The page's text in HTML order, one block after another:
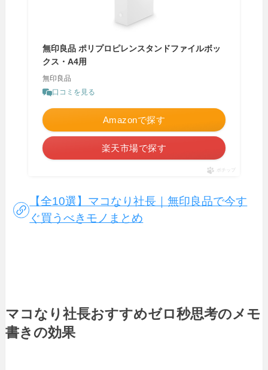
無印良品 ポリプロピレンスタンドファイルボッ
クス・A4用
無印良品
口コミを見る
Amazonで探す
楽天市場で探す
ポチップ
【全10選】マコなり社長｜無印良品で今す
ぐ買うべきモノまとめ
マコなり社長おすすめゼロ秒思考のメモ
書きの効果